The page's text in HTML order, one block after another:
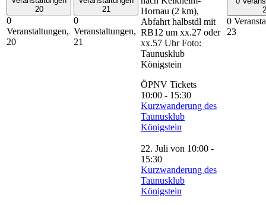
20
0
Veranstaltungen,
20
21
0
Veranstaltungen,
21
Hornau (2 km),
Abfahrt halbstdl mit
RB12 um xx.27 oder
xx.57 Uhr Foto:
Taunusklub
Königstein
ÖPNV Tickets
10:00 - 15:30
Kurzwanderung des
Taunusklub
Königstein
22. Juli von 10:00 -
15:30
Kurzwanderung des
Taunusklub
Königstein
0
23